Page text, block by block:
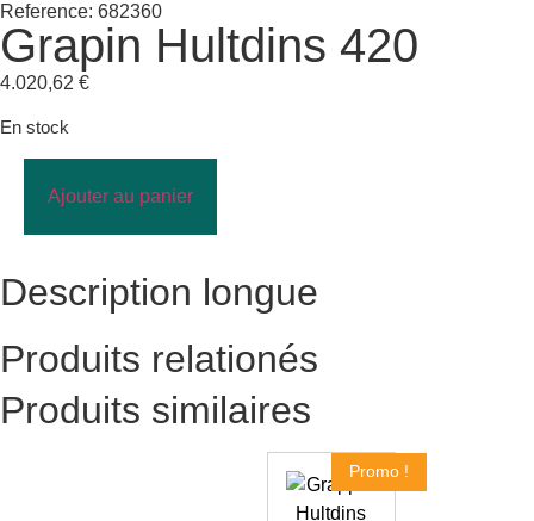
Reference: 682360
Grapin Hultdins 420
4.020,62 €
En stock
Ajouter au panier
Description longue
Produits relationés
Produits similaires
Promo !